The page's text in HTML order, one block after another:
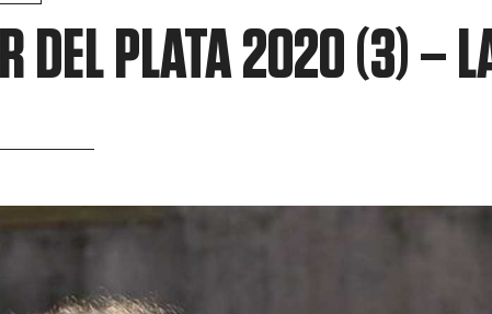
DEL PLATA 2020 (3) –